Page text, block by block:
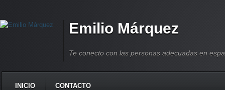
Emilio Márquez
Te conecto con las personas adecuadas en
INICIO CONTACTO